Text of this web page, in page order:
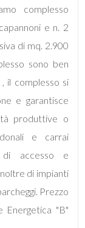
complesso
e n. 2
di mq. 2.900
sono ben
il complesso si
e garantisce
produttive o
e carrai
di accesso e
di impianti
Prezzo
Energetica "B"